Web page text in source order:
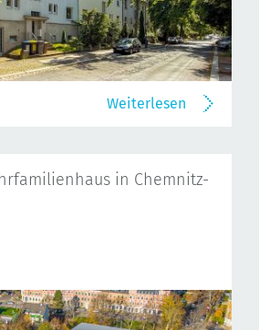
Weiterlesen
in Chemnitz-